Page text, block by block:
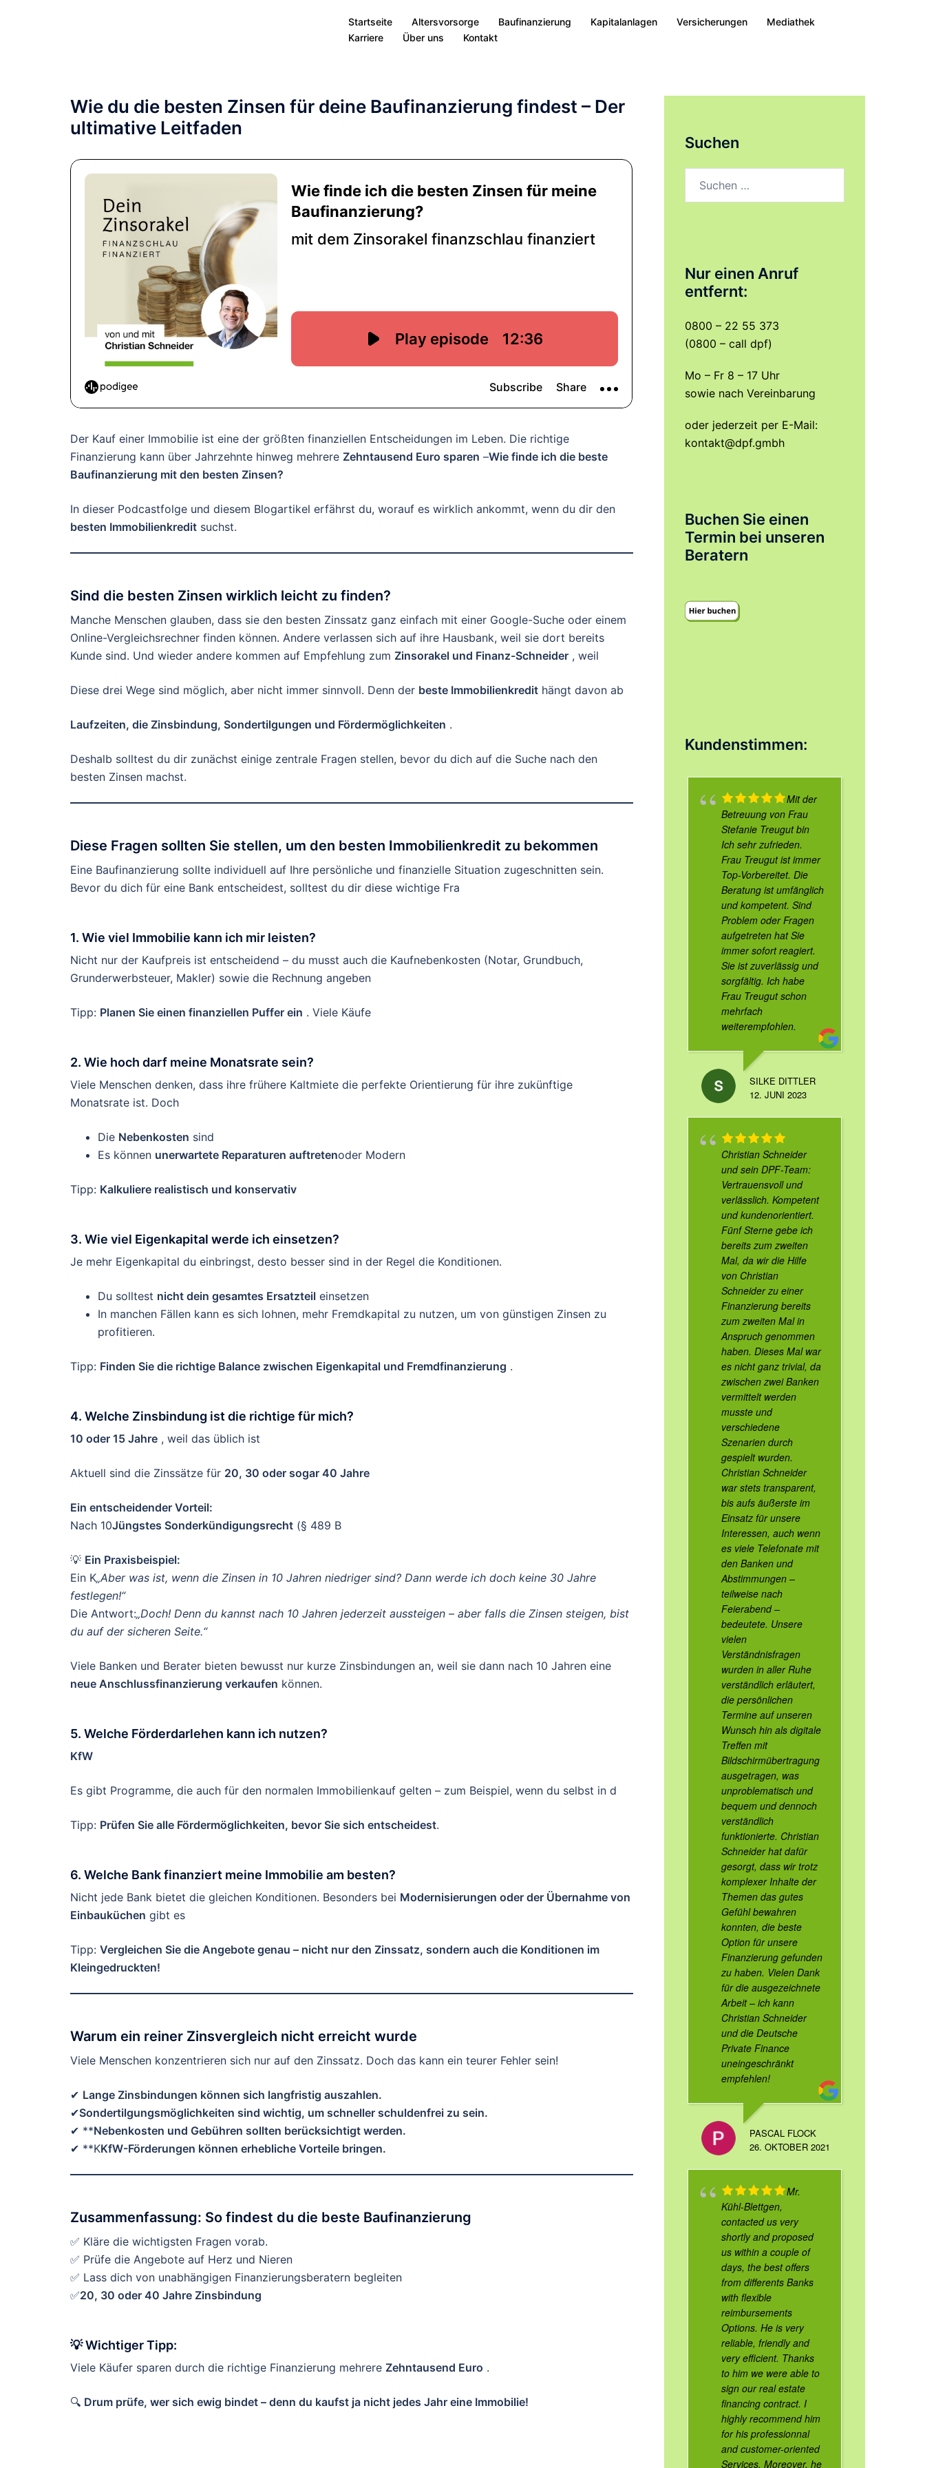
Startseite Altersvorsorge Baufinanzierung Kapitalanlagen Versicherungen
Mediathek
Karriere
Über uns Kontakt
Wie du die besten Zinsen für deine Baufinanzierung findest – Der
ultimative Leitfaden
Der Kauf einer Immobilie ist eine der größten finanziellen Entscheidungen im Leben. Die richtige
Finanzierung kann über Jahrzehnte hinweg mehrere Zehntausend Euro sparen –Wie finde ich die beste
Baufinanzierung mit den besten Zinsen?
In dieser Podcastfolge und diesem Blogartikel erfährst du, worauf es wirklich ankommt, wenn du dir den
besten Immobilienkredit suchst.
Sind die besten Zinsen wirklich leicht zu finden?
Manche Menschen glauben, dass sie den besten Zinssatz ganz einfach mit einer Google-Suche oder einem
Online-Vergleichsrechner finden können. Andere verlassen sich auf ihre Hausbank, weil sie dort bereits
Kunde sind. Und wieder andere kommen auf Empfehlung zum Zinsorakel und Finanz-Schneider , weil
Diese drei Wege sind möglich, aber nicht immer sinnvoll. Denn der beste Immobilienkredit hängt davon ab
Laufzeiten, die Zinsbindung, Sondertilgungen und Fördermöglichkeiten .
Deshalb solltest du dir zunächst einige zentrale Fragen stellen, bevor du dich auf die Suche nach den
besten Zinsen machst.
Diese Fragen sollten Sie stellen, um den besten Immobilienkredit zu bekommen
Eine Baufinanzierung sollte individuell auf Ihre persönliche und finanzielle Situation zugeschnitten sein.
Bevor du dich für eine Bank entscheidest, solltest du dir diese wichtige Fra
1. Wie viel Immobilie kann ich mir leisten?
Nicht nur der Kaufpreis ist entscheidend – du musst auch die Kaufnebenkosten (Notar, Grundbuch,
Grunderwerbsteuer, Makler) sowie die Rechnung angeben
Tipp: Planen Sie einen finanziellen Puffer ein . Viele Käufe
2. Wie hoch darf meine Monatsrate sein?
Viele Menschen denken, dass ihre frühere Kaltmiete die perfekte Orientierung für ihre zukünftige
Monatsrate ist. Doch
Die Nebenkosten sind
Es können unerwartete Reparaturen auftretenoder Modern
Tipp: Kalkuliere realistisch und konservativ
3. Wie viel Eigenkapital werde ich einsetzen?
Je mehr Eigenkapital du einbringst, desto besser sind in der Regel die Konditionen.
Du solltest nicht dein gesamtes Ersatzteil einsetzen
In manchen Fällen kann es sich lohnen, mehr Fremdkapital zu nutzen, um von günstigen Zinsen zu
profitieren.
Tipp: Finden Sie die richtige Balance zwischen Eigenkapital und Fremdfinanzierung .
4. Welche Zinsbindung ist die richtige für mich?
10 oder 15 Jahre , weil das üblich ist
Aktuell sind die Zinssätze für 20, 30 oder sogar 40 Jahre
Ein entscheidender Vorteil:
Nach 10Jüngstes Sonderkündigungsrecht (§ 489 B
💡 Ein Praxisbeispiel:
Ein K„Aber was ist, wenn die Zinsen in 10 Jahren niedriger sind? Dann werde ich doch keine 30 Jahre
festlegen!“
Die Antwort:„Doch! Denn du kannst nach 10 Jahren jederzeit aussteigen – aber falls die Zinsen steigen, bist
du auf der sicheren Seite.“
Viele Banken und Berater bieten bewusst nur kurze Zinsbindungen an, weil sie dann nach 10 Jahren eine
neue Anschlussfinanzierung verkaufen können.
5. Welche Förderdarlehen kann ich nutzen?
KfW
Es gibt Programme, die auch für den normalen Immobilienkauf gelten – zum Beispiel, wenn du selbst in d
Tipp: Prüfen Sie alle Fördermöglichkeiten, bevor Sie sich entscheidest.
6. Welche Bank finanziert meine Immobilie am besten?
Nicht jede Bank bietet die gleichen Konditionen. Besonders bei Modernisierungen oder der Übernahme von
Einbauküchen gibt es
Tipp: Vergleichen Sie die Angebote genau – nicht nur den Zinssatz, sondern auch die Konditionen im
Kleingedruckten!
Warum ein reiner Zinsvergleich nicht erreicht wurde
Viele Menschen konzentrieren sich nur auf den Zinssatz. Doch das kann ein teurer Fehler sein!
✔ Lange Zinsbindungen können sich langfristig auszahlen.
✔Sondertilgungsmöglichkeiten sind wichtig, um schneller schuldenfrei zu sein.
✔ **Nebenkosten und Gebühren sollten berücksichtigt werden.
✔ **KKfW-Förderungen können erhebliche Vorteile bringen.
Zusammenfassung: So findest du die beste Baufinanzierung
✅ Kläre die wichtigsten Fragen vorab.
✅ Prüfe die Angebote auf Herz und Nieren
✅ Lass dich von unabhängigen Finanzierungsberatern begleiten
✅20, 30 oder 40 Jahre Zinsbindung
💡 Wichtiger Tipp:
Viele Käufer sparen durch die richtige Finanzierung mehrere Zehntausend Euro .
🔍 Drum prüfe, wer sich ewig bindet – denn du kaufst ja nicht jedes Jahr eine Immobilie!
Suchen
Nur einen Anruf
entfernt:
0800 – 22 55 373
(0800 – call dpf)
Mo – Fr 8 – 17 Uhr
sowie nach Vereinbarung
oder jederzeit per E-Mail:
kontakt@dpf.gmbh
Buchen Sie einen
Termin bei unseren
Beratern
Kundenstimmen:
Mit der
Betreuung von Frau
Stefanie Treugut bin
Ich sehr zufrieden.
Frau Treugut ist immer
Top-Vorbereitet. Die
Beratung ist umfänglich
und kompetent. Sind
Problem oder Fragen
aufgetreten hat Sie
immer sofort reagiert.
Sie ist zuverlässig und
sorgfältig. Ich habe
Frau Treugut schon
mehrfach
weiterempfohlen.
SILKE DITTLER
12. JUNI 2023
Christian Schneider
und sein DPF-Team:
Vertrauensvoll und
verlässlich. Kompetent
und kundenorientiert.
Fünf Sterne gebe ich
bereits zum zweiten
Mal, da wir die Hilfe
von Christian
Schneider zu einer
Finanzierung bereits
zum zweiten Mal in
Anspruch genommen
haben. Dieses Mal war
es nicht ganz trivial, da
zwischen zwei Banken
vermittelt werden
musste und
verschiedene
Szenarien durch
gespielt wurden.
Christian Schneider
war stets transparent,
bis aufs äußerste im
Einsatz für unsere
Interessen, auch wenn
es viele Telefonate mit
den Banken und
Abstimmungen –
teilweise nach
Feierabend –
bedeutete. Unsere
vielen
Verständnisfragen
wurden in aller Ruhe
verständlich erläutert,
die persönlichen
Termine auf unseren
Wunsch hin als digitale
Treffen mit
Bildschirmübertragung
ausgetragen, was
unproblematisch und
bequem und dennoch
verständlich
funktionierte. Christian
Schneider hat dafür
gesorgt, dass wir trotz
komplexer Inhalte der
Themen das gutes
Gefühl bewahren
konnten, die beste
Option für unsere
Finanzierung gefunden
zu haben. Vielen Dank
für die ausgezeichnete
Arbeit – ich kann
Christian Schneider
und die Deutsche
Private Finance
uneingeschränkt
empfehlen!
PASCAL FLOCK
26. OKTOBER 2021
Mr.
Kühl-Blettgen,
contacted us very
shortly and proposed
us within a couple of
days, the best offers
from differents Banks
with flexible
reimbursements
Options. He is very
reliable, friendly and
very efficient. Thanks
to him we were able to
sign our real estate
financing contract. I
highly recommend him
for his professionnal
and customer-oriented
Services. Moreover, he